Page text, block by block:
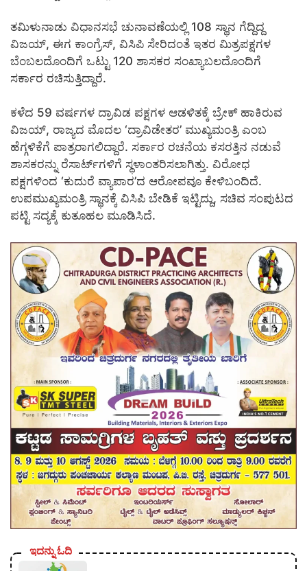
ತಮಿಳುನಾಡು ವಿಧಾನಸಭೆ ಚುನಾವಣೆಯಲ್ಲಿ 108 ಸ್ಥಾನ ಗೆದ್ದಿದ್ದ
ವಿಜಯ್, ಈಗ ಕಾಂಗ್ರೆಸ್, ವಿಸಿಪಿ ಸೇರಿದಂತೆ ಇತರ ಮಿತ್ರಪಕ್ಷಗಳ
ಬೆಂಬಲದೊಂದಿಗೆ ಒಟ್ಟು 120 ಶಾಸಕರ ಸಂಖ್ಯಾಬಲದೊಂದಿಗೆ
ಸರ್ಕಾರ ರಚಿಸುತ್ತಿದ್ದಾರೆ.
ಕಳೆದ 59 ವರ್ಷಗಳ ದ್ರಾವಿಡ ಪಕ್ಷಗಳ ಆಡಳಿತಕ್ಕೆ ಬ್ರೇಕ್ ಹಾಕಿರುವ
ವಿಜಯ್, ರಾಜ್ಯದ ಮೊದಲ ‘ದ್ರಾವಿಡೇತರ’ ಮುಖ್ಯಮಂತ್ರಿ ಎಂಬ
ಹೆಗ್ಗಳಿಕೆಗೆ ಪಾತ್ರರಾಗಲಿದ್ದಾರೆ. ಸರ್ಕಾರ ರಚನೆಯ ಕಸರತ್ತಿನ ನಡುವೆ
ಶಾಸಕರನ್ನು ರೆಸಾರ್ಟ್‌ಗಳಿಗೆ ಸ್ಥಳಾಂತರಿಸಲಾಗಿತ್ತು. ವಿರೋಧ
ಪಕ್ಷಗಳಿಂದ ‘ಕುದುರೆ ವ್ಯಾಪಾರ’ದ ಆರೋಪವೂ ಕೇಳಿಬಂದಿದೆ.
ಉಪಮುಖ್ಯಮಂತ್ರಿ ಸ್ಥಾನಕ್ಕೆ ವಿಸಿಪಿ ಬೇಡಿಕೆ ಇಟ್ಟಿದ್ದು, ಸಚಿವ ಸಂಪುಟದ
ಪಟ್ಟಿ ಸದ್ಯಕ್ಕೆ ಕುತೂಹಲ ಮೂಡಿಸಿದೆ.
ಇದನ್ನು ಓದಿ